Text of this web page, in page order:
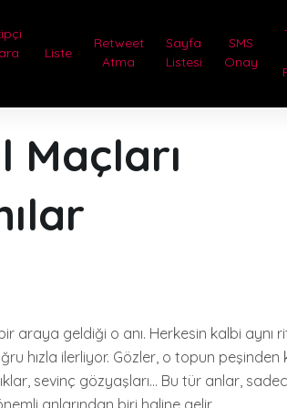
Liste
Retweet
Atma
Sayfa
Listesi
SMS
Onay
Maçları
araya geldiği o anı. Herkesin kalbi aynı
hızla ilerliyor. Gözler, o topun peşinden
sevinç gözyaşları… Bu tür anlar,
anlarından biri haline gelir.